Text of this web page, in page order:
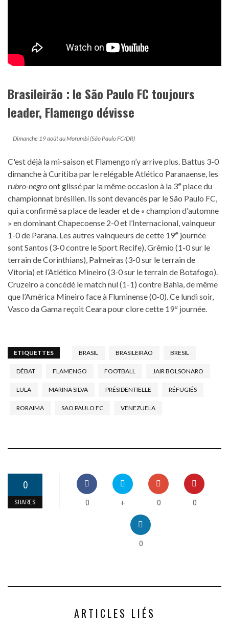
Brasileirão : le São Paulo FC toujours
leader, Flamengo dévisse
Dimanche 19 août au Morumbi (São Paulo FC/DR)
C'est déjà la mi-saison et Flamengo n’y arrive plus. Battus 3-0
dimanche à Curitiba par le relégable Atlético Paranaense, les
rubro-negroont glissé par la même occasion à la 3e place du
championnat brésilien. Ils sont devancés par le São Paulo FC,
qui a confirmé sa place de leader et de « champion d'automne
» en dominant Chapecoense 2-0 et l’Internacional, vainqueur
1-0 de Parana. Les autres vainqueurs de cette 19e journée
sont Santos (3-0 contre le Sport Recife), Grêmio (1-0 sur le
terrain de Corinthians), Palmeiras (3-0 sur le terrain de
Vitoria) et l’Atlético Mineiro (3-0 sur le terrain de Botafogo).
Cruzeiro a concédé le match nul (1-1) contre Bahia, de même
que l’América Mineiro face à Fluminense (0-0). Ce lundi soir,
Vasco da Gama reçoit Ceara pour clore cette 19e journée.
ETIQUETTES BRASIL BRASILEIRÃO BRESIL
DÉBAT FLAMENGO FOOTBALL JAIR BOLSONARO
LULA MARINA SILVA PRÉSIDENTIELLE RÉFUGIÉS
RORAIMA SAO PAULO FC VENEZUELA
0
SHARES 0 + 0 0
0
ARTICLES LIÉS